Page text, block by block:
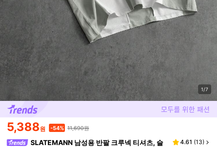
1/7
5,388원 -54% 11,690원
SLATEMANN 남성용 반팔 크루넥 티셔츠, 슬
4.61 (13)